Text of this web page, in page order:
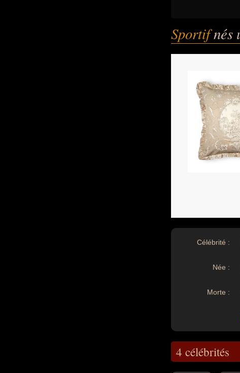
Sportifnés
Célébrité :
Née :
Morte :
4 célébrités